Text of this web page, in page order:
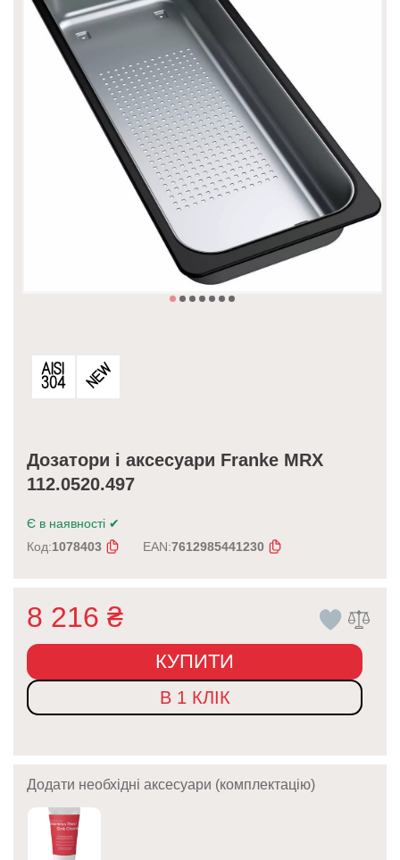
Дозатори і аксесуари Franke MRX
112.0520.497
Є в наявності ✔
Код:1078403 EAN:7612985441230
8 216 ₴
КУПИТИ
В 1 КЛІК
Додати необхідні аксесуари (комплектацію)